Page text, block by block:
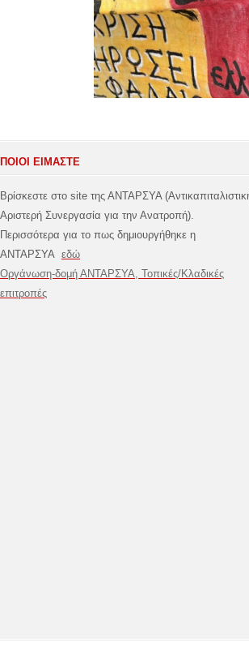
ΠΟΙΟΙ ΕΙΜΑΣΤΕ
Βρίσκεστε στο site της ΑΝΤΑΡΣΥΑ
Αριστερή Συνεργασία για την Ανατροπή).
Περισσότερα για το πως δημιουργήθηκε η
ΑΝΤΑΡΣΥΑ εδώ
Οργάνωση-δομή ΑΝΤΑΡΣΥΑ, Τοπικές/Κλαδικές
επιτροπές